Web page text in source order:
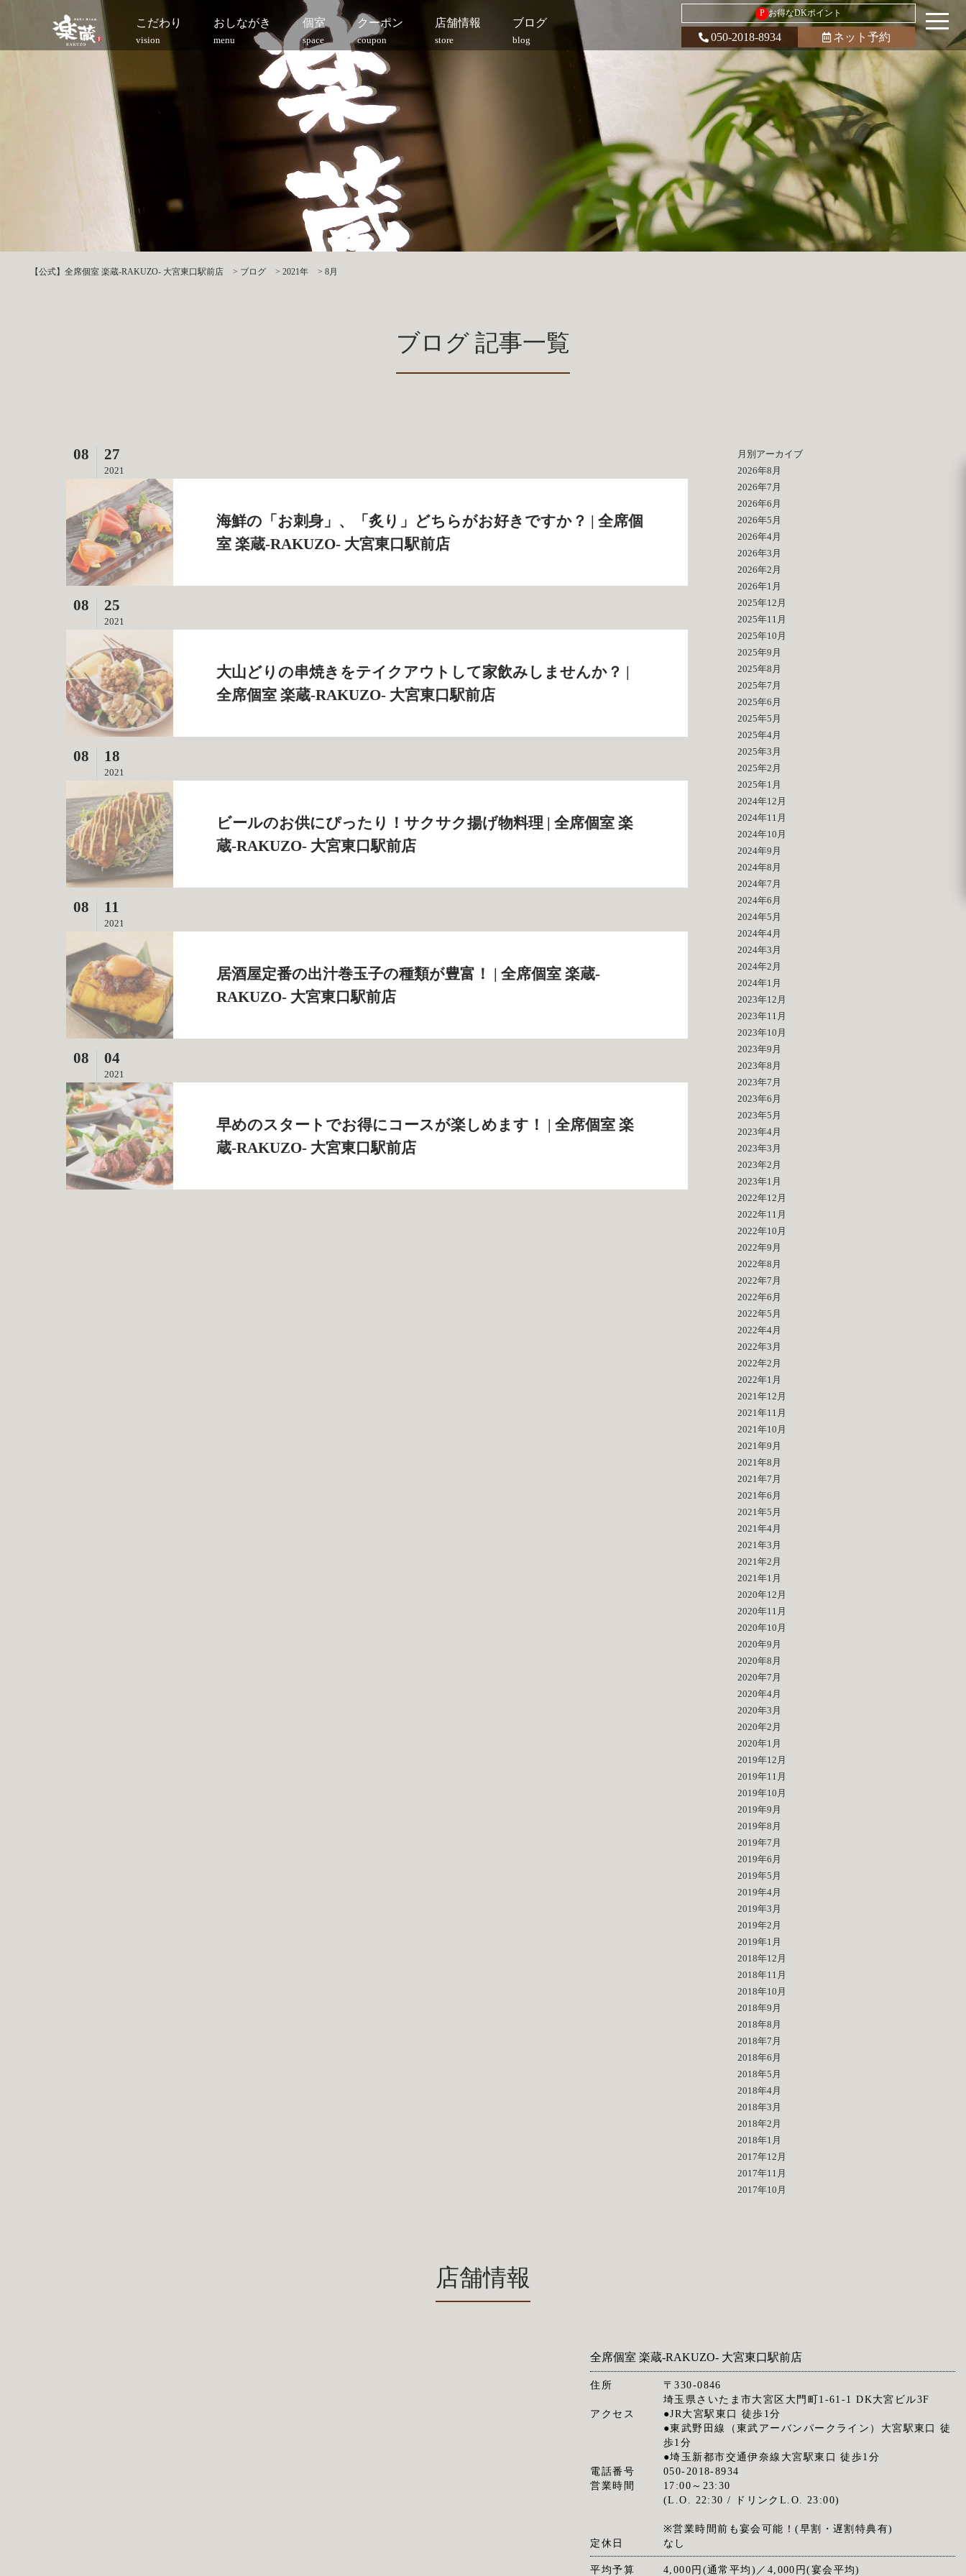
こだわり
vision
おしながき
menu
個室
space
クーポン
coupon
店舗情報
store
ブログ
blog
P お得なDKポイント
050-2018-8934 ネット予約
【公式】全席個室 楽蔵‐RAKUZO‐ 大宮東口駅前店 > ブログ > 2021年 > 8月
ブログ 記事一覧
08 27
2021
海鮮の「お刺身」、「炙り」どちらがお好きですか？ | 全席個
室 楽蔵‐RAKUZO‐ 大宮東口駅前店
08 25
2021
大山どりの串焼きをテイクアウトして家飲みしませんか？ |
全席個室 楽蔵‐RAKUZO‐ 大宮東口駅前店
08 18
2021
ビールのお供にぴったり！サクサク揚げ物料理 | 全席個室 楽
蔵‐RAKUZO‐ 大宮東口駅前店
08 11
2021
居酒屋定番の出汁巻玉子の種類が豊富！ | 全席個室 楽蔵‐
RAKUZO‐ 大宮東口駅前店
08 04
2021
早めのスタートでお得にコースが楽しめます！ | 全席個室 楽
蔵‐RAKUZO‐ 大宮東口駅前店
月別アーカイブ
2026年8月
2026年7月
2026年6月
2026年5月
2026年4月
2026年3月
2026年2月
2026年1月
2025年12月
2025年11月
2025年10月
2025年9月
2025年8月
2025年7月
2025年6月
2025年5月
2025年4月
2025年3月
2025年2月
2025年1月
2024年12月
2024年11月
2024年10月
2024年9月
2024年8月
2024年7月
2024年6月
2024年5月
2024年4月
2024年3月
2024年2月
2024年1月
2023年12月
2023年11月
2023年10月
2023年9月
2023年8月
2023年7月
2023年6月
2023年5月
2023年4月
2023年3月
2023年2月
2023年1月
2022年12月
2022年11月
2022年10月
2022年9月
2022年8月
2022年7月
2022年6月
2022年5月
2022年4月
2022年3月
2022年2月
2022年1月
2021年12月
2021年11月
2021年10月
2021年9月
2021年8月
2021年7月
2021年6月
2021年5月
2021年4月
2021年3月
2021年2月
2021年1月
2020年12月
2020年11月
2020年10月
2020年9月
2020年8月
2020年7月
2020年4月
2020年3月
2020年2月
2020年1月
2019年12月
2019年11月
2019年10月
2019年9月
2019年8月
2019年7月
2019年6月
2019年5月
2019年4月
2019年3月
2019年2月
2019年1月
2018年12月
2018年11月
2018年10月
2018年9月
2018年8月
2018年7月
2018年6月
2018年5月
2018年4月
2018年3月
2018年2月
2018年1月
2017年12月
2017年11月
2017年10月
店舗情報
全席個室 楽蔵‐RAKUZO‐ 大宮東口駅前店
住所
〒330-0846
埼玉県さいたま市大宮区大門町1-61-1 DK大宮ビル3F
アクセス
●JR大宮駅東口 徒歩1分
●東武野田線（東武アーバンパークライン）大宮駅東口 徒
歩1分
●埼玉新都市交通伊奈線大宮駅東口 徒歩1分
電話番号
050-2018-8934
営業時間
17:00～23:30
(L.O. 22:30 / ドリンクL.O. 23:00)
※営業時間前も宴会可能！(早割・遅割特典有)
定休日
なし
平均予算 4,000円(通常平均)／4,000円(宴会平均)